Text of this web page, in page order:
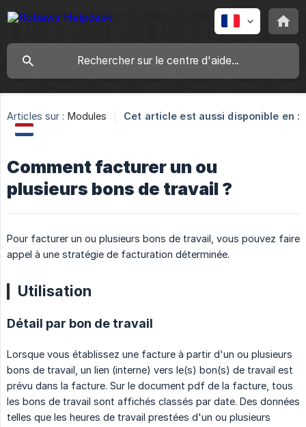
Articles sur : Modules Cet article est aussi disponible en :
Comment facturer un ou
plusieurs bons de travail ?
Pour facturer un ou plusieurs bons de travail, vous pouvez faire
appel à une stratégie de facturation déterminée.
Utilisation
Détail par bon de travail
Lorsque vous établissez une facture à partir d'un ou plusieurs
bons de travail, un lien (interne) vers le(s) bon(s) de travail est
prévu dans la facture. Sur le document pdf de la facture, tous
les bons de travail sont affichés classés par date. Des données
telles que les heures de travail prestées d'un ou plusieurs